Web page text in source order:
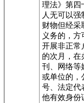
理法》第四
人无可以
财物但经采
义务的，方
开展非正常
的次月，在
刊、网络等
或单位的，
号、法定代
他有效身份